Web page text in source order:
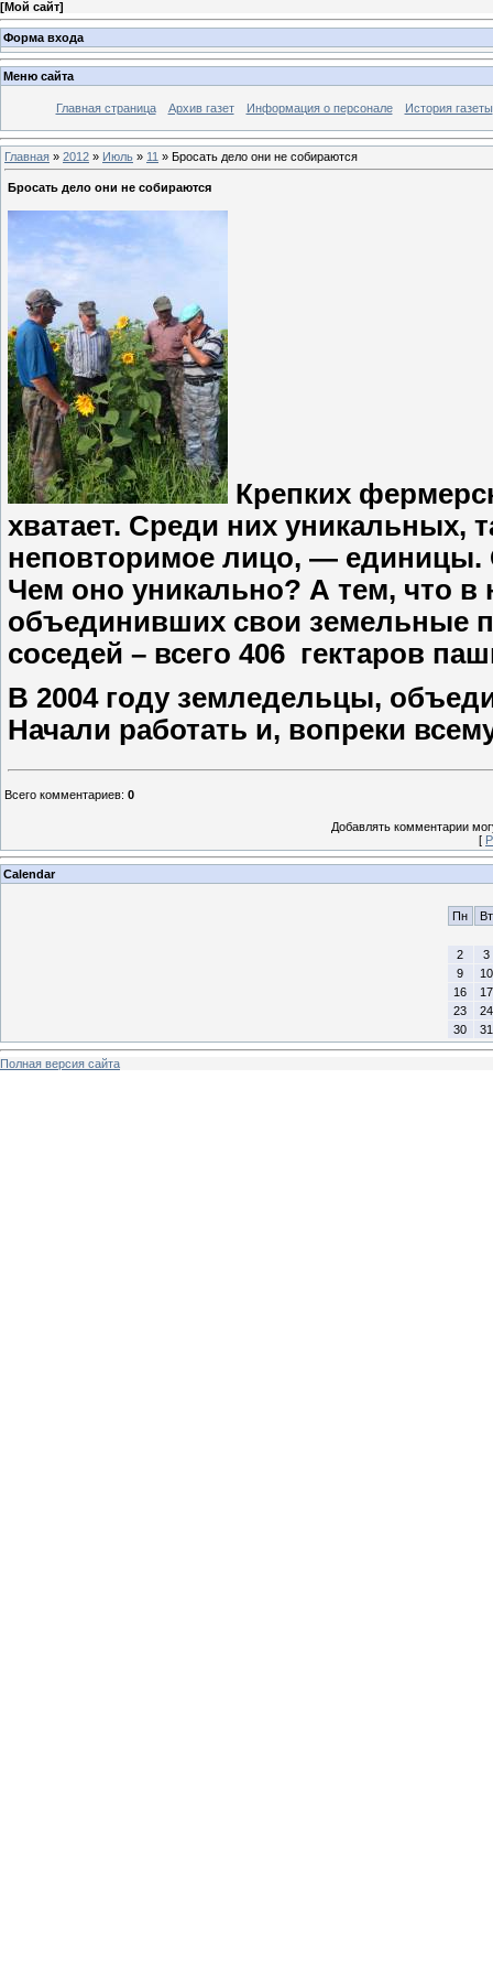
[Мой сайт]
Форма входа
Меню сайта
Главная страница Архив газет Информация о персонале История газеты
Главная » 2012 » Июль » 11 » Бросать дело они не собираются
Бросать дело они не собираются
Крепких
хватает. Среди них уникальных,
неповторимое лицо, — единицы.
Чем оно уникально? А тем, что в
объединивших свои земельные
соседей – всего 406 гектаров
В 2004 году земледельцы,
Начали работать и, вопреки
Всего комментариев: 0
Добавлять комментарии
[
Calendar
Пн Вт
2
3
9
10
16
17
23
24
30
31
Полная версия сайта